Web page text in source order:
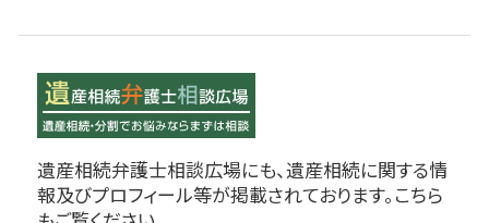
遺産相続弁護士相談広場にも、遺産相続に関する情
報及びプロフィール等が掲載されております。こちら